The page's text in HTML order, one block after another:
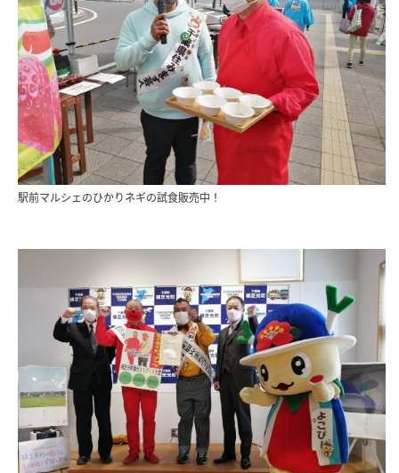
駅前マルシェのひかりネギの試食販売中！